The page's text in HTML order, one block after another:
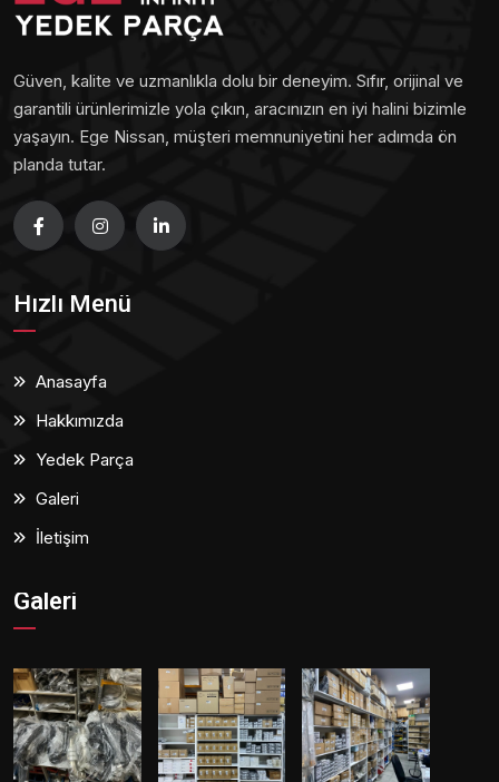
Güven, kalite ve uzmanlıkla dolu bir deneyim. Sıfır, orijinal ve
garantili ürünlerimizle yola çıkın, aracınızın en iyi halini bizimle
yaşayın. Ege Nissan, müşteri memnuniyetini her adımda ön
planda tutar.
Hızlı Menü
Anasayfa
Hakkımızda
Yedek Parça
Galeri
İletişim
Galeri